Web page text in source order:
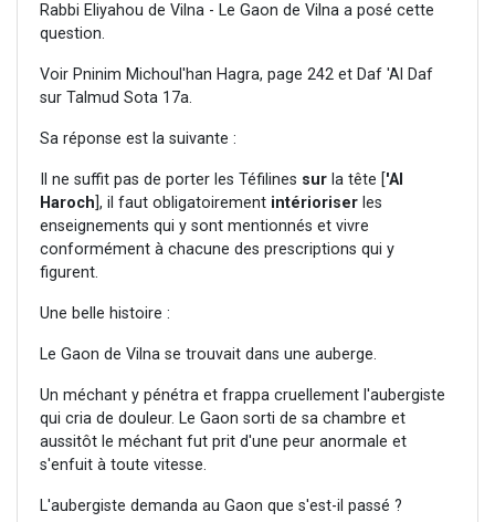
Rabbi Eliyahou de Vilna - Le Gaon de Vilna a posé cette
question.
Voir Pninim Michoul'han Hagra, page 242 et Daf 'Al Daf
sur Talmud Sota 17a.
Sa réponse est la suivante :
Il ne suffit pas de porter les Téfilines sur la tête [ 'Al
Haroch ], il faut obligatoirement intérioriser les
enseignements qui y sont mentionnés et vivre
conformément à chacune des prescriptions qui y
figurent.
Une belle histoire :
Le Gaon de Vilna se trouvait dans une auberge.
Un méchant y pénétra et frappa cruellement l'aubergiste
qui cria de douleur. Le Gaon sorti de sa chambre et
aussitôt le méchant fut prit d'une peur anormale et
s'enfuit à toute vitesse.
L'aubergiste demanda au Gaon que s'est-il passé ?